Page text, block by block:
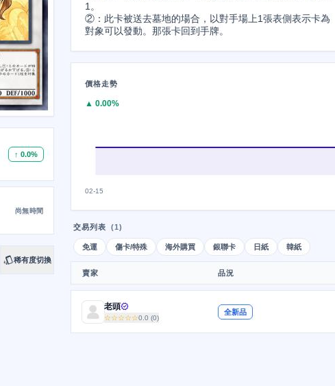
↑ 0.0%
尚無時間
style稀有度切換
1。
②：此卡被送去墓地的場合，以對手場上1張表側表示卡為
對象可以發動。那張卡回到手牌。
價格走勢
▲ 0.00%
02-15
交易列表 (1)
免運 傷卡/特殊 海外購買 銀聯卡 日紙 韓紙
賣家 品況
老頭verified
☆☆☆☆☆0.0 (0)
全新品